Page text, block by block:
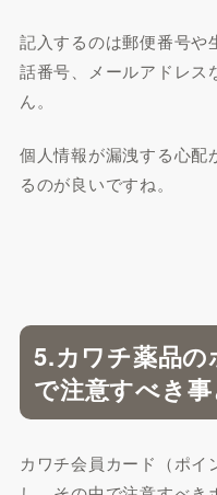
記入するのは郵便番号や
話番号、メールアドレス
ん。
個人情報が漏洩する心配
るのが良いですね。
5.カワチ薬品
で注意すべき事
カワチ会員カード（ポ